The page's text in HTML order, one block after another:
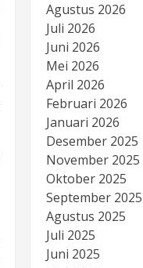
Agustus 2026
Juli 2026
Juni 2026
Mei 2026
April 2026
Februari 2026
Januari 2026
Desember 2025
November 2025
Oktober 2025
September 2025
Agustus 2025
Juli 2025
Juni 2025